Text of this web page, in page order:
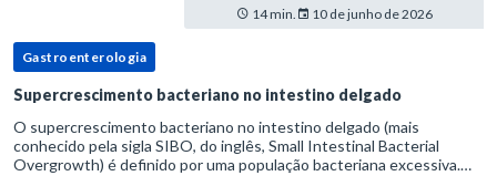
14 min. 10 de junho de 2026
Gastroenterologia
Supercrescimento bacteriano no intestino delgado
O supercrescimento bacteriano no intestino delgado (mais
conhecido pela sigla SIBO, do inglês, Small Intestinal Bacterial
Overgrowth) é definido por uma população bacteriana excessiva.